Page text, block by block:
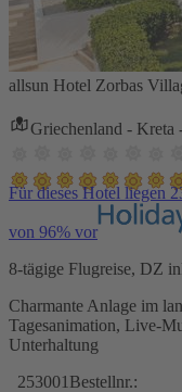
allsun Hotel Zorbas
Griechenland - Kreta
Für dieses Hotel liegen
von 96% vor
8-tägige Flugreise, DZ
Charmante Anlage im
Tagesanimation, Live-
Unterhaltung
253001 Bestellnr.: